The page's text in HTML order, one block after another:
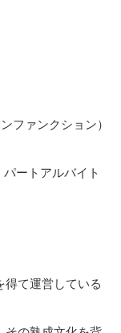
ァンクション）
ートアルバイト
得て運営している